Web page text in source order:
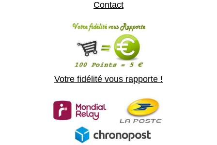
Contact
Votre fidélité vous rapporte !